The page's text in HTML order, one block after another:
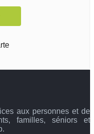
aux personnes et de
familles, séniors et